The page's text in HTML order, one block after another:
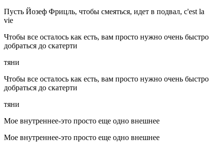
Пусть Йозеф Фрицль, чтобы смеяться, идет в подвал, c'est la
vie
Чтобы все осталось как есть, вам просто нужно очень быстро
добраться до скатерти
тяни
Чтобы все осталось как есть, вам просто нужно очень быстро
добраться до скатерти
тяни
Мое внутреннее-это просто еще одно внешнее
Мое внутреннее-это просто еще одно внешнее